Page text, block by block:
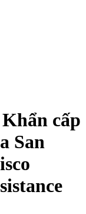
cấp
San